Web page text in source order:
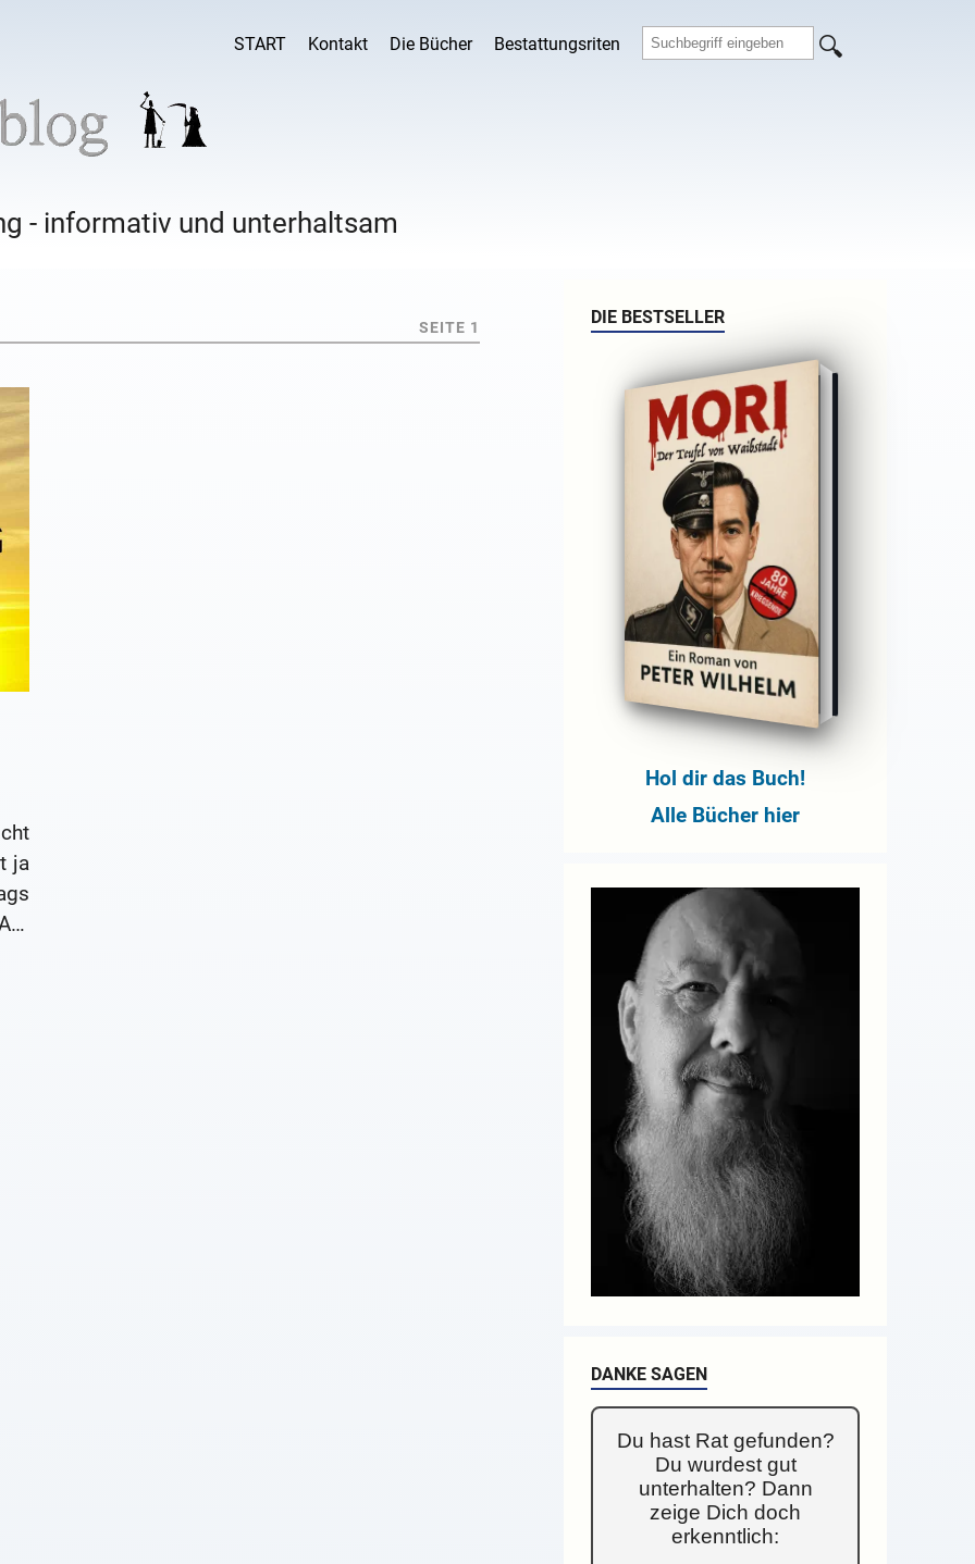
START Kontakt Die Bücher Bestattungsriten
- informativ und unterhaltsam
SEITE 1
ja
DIE BESTSELLER
Hol dir das Buch!
Alle Bücher hier
DANKE SAGEN
Du hast Rat gefunden?
Du wurdest gut
unterhalten? Dann
zeige Dich doch
erkenntlich: